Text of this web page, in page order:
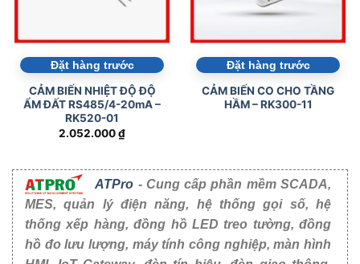
Đặt hàng trước
CẢM BIẾN NHIỆT ĐỘ ĐỘ
ẨM ĐẤT RS485/4-20mA –
RK520-01
2.052.000₫
Đặt hàng trước
CẢM BIẾN CO CHO TẦNG
HẦM – RK300-11
ATPro - Cung cấp phần mềm SCADA,
MES, quản lý điện năng, hệ thống gọi số, hệ
thống xếp hàng, đồng hồ LED treo tường, đồng
hồ đo lưu lượng, máy tính công nghiệp, màn hình